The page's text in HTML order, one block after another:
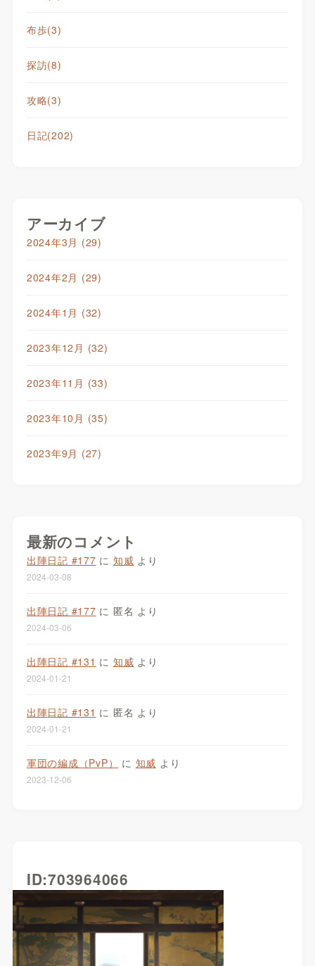
布歩(3)
探訪(8)
攻略(3)
日記(202)
アーカイブ
2024年3月 (29)
2024年2月 (29)
2024年1月 (32)
2023年12月 (32)
2023年11月 (33)
2023年10月 (35)
2023年9月 (27)
最新のコメント
出陣日記 #177 に 知威 より
2024-03-08
出陣日記 #177 に 匿名 より
2024-03-06
出陣日記 #131 に 知威 より
2024-01-21
出陣日記 #131 に 匿名 より
2024-01-21
軍団の編成（PvP） に 知威 より
2023-12-06
ID:703964066